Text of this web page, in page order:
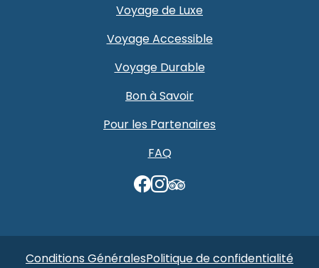
TripAdvisor
Voyage de Luxe
Voyage Accessible
Voyage Durable
Bon à Savoir
Pour les Partenaires
FAQ
Conditions GénéralesPolitique de confidentialité